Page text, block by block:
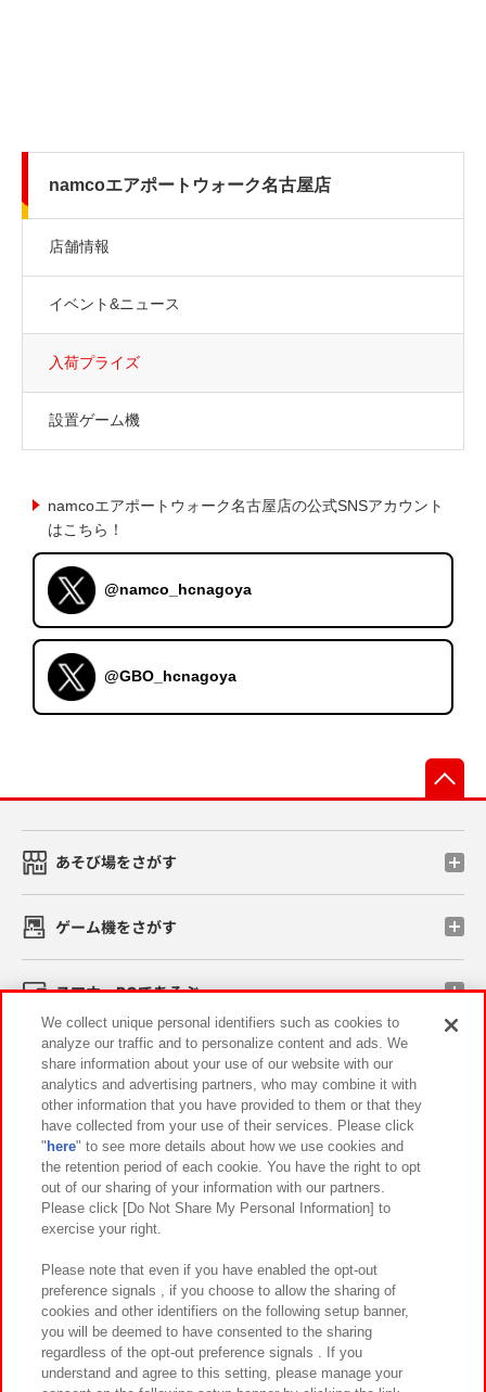
namcoエアポートウォーク名古屋店
店舗情報
イベント&ニュース
入荷プライズ
設置ゲーム機
namcoエアポートウォーク名古屋店の公式SNSアカウント
はこちら！
@namco_hcnagoya
@GBO_hcnagoya
あそび場をさがす
ゲーム機をさがす
スマホ・PCであそぶ
イベント・キャンペーン
関連会社 サステナビリティ サイトポリシー
プライバシーポリシー ウェブアクセシビリティ方針と検証結果
お取引先さまとともに
カスタマーハラスメント対応方針 よくあるご質問・お問い合わせ
We collect unique personal identifiers such as cookies to
analyze our traffic and to personalize content and ads. We
share information about your use of our website with our
analytics and advertising partners, who may combine it with
other information that you have provided to them or that they
have collected from your use of their services. Please click
" here" to see more details about how we use cookies and
the retention period of each cookie. You have the right to opt
out of our sharing of your information with our partners.
Please click [Do Not Share My Personal Information] to
exercise your right.
Please note that even if you have enabled the opt-out
preference signals , if you choose to allow the sharing of
cookies and other identifiers on the following setup banner,
you will be deemed to have consented to the sharing
regardless of the opt-out preference signals . If you
understand and agree to this setting, please manage your